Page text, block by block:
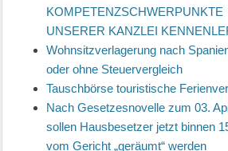
KOMPETENZSCHWERPUNKTE
UNSERER KANZLEI
Wohnsitzverlagerung nach
oder ohne Steuervergleich
Tauschbörse touristische
Nach Gesetzesnovelle zum 03.
sollen Hausbesetzer jetzt binnen
vom Gericht „geräumt“ werden